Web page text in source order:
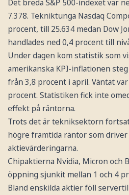
Det breda S&P 500-indexet var
7.378. Tekniktunga Nasdaq
procent, till 25.634 medan Dow
handlades ned 0,4 procent till
Under dagen kom statistik som
amerikanska KPI-inflationen
från 3,8 procent i april. Väntat
procent. Statistiken fick inte
effekt på räntorna.
Trots det är tekniksektorn
högre framtida räntor som
aktievärderingarna.
Chipaktierna Nvidia, Micron och
öppning sjunkit mellan 1 och 4
Bland enskilda aktier föll